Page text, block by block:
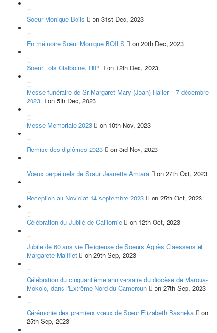
Soeur Monique Boils on 31st Dec, 2023
En mémoire Sœur Monique BOILS on 20th Dec, 2023
Soeur Lois Claiborne, RIP on 12th Dec, 2023
Messe funéraire de Sr Margaret Mary (Joan) Haller – 7 décembre
2023
on 5th Dec, 2023
Messe Memoriale 2023 on 10th Nov, 2023
Remise des diplômes 2023 on 3rd Nov, 2023
Vœux perpétuels de Sœur Jeanette Amtara on 27th Oct, 2023
Reception au Noviciat 14 septembre 2023 on 25th Oct, 2023
Célébration du Jubilé de Californie on 12th Oct, 2023
Jubile de 60 ans vie Religieuse de Soeurs Agnès Claessens et
Margarete Malfliet
on 29th Sep, 2023
Célébration du cinquantième anniversaire du diocèse de Maroua-
Mokolo, dans l'Extrême-Nord du Cameroun
on 27th Sep, 2023
Cérémonie des premiers vœux de Sœur Elizabeth Basheka
on
25th Sep, 2023